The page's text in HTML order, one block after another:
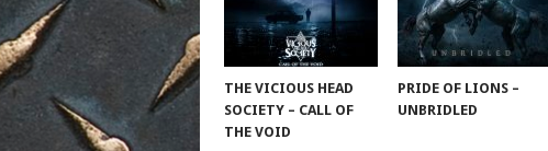
THE VICIOUS HEAD
SOCIETY – CALL OF
THE VOID
PRIDE OF LIONS –
UNBRIDLED